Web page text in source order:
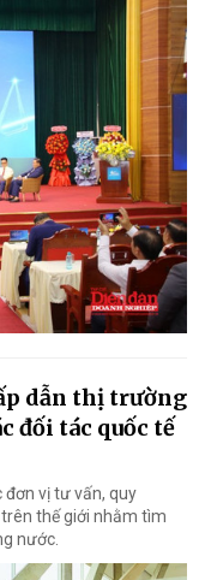
dẫn thị trường
đối tác quốc tế
đơn vị tư vấn, quy
thế giới nhằm tìm
nước.